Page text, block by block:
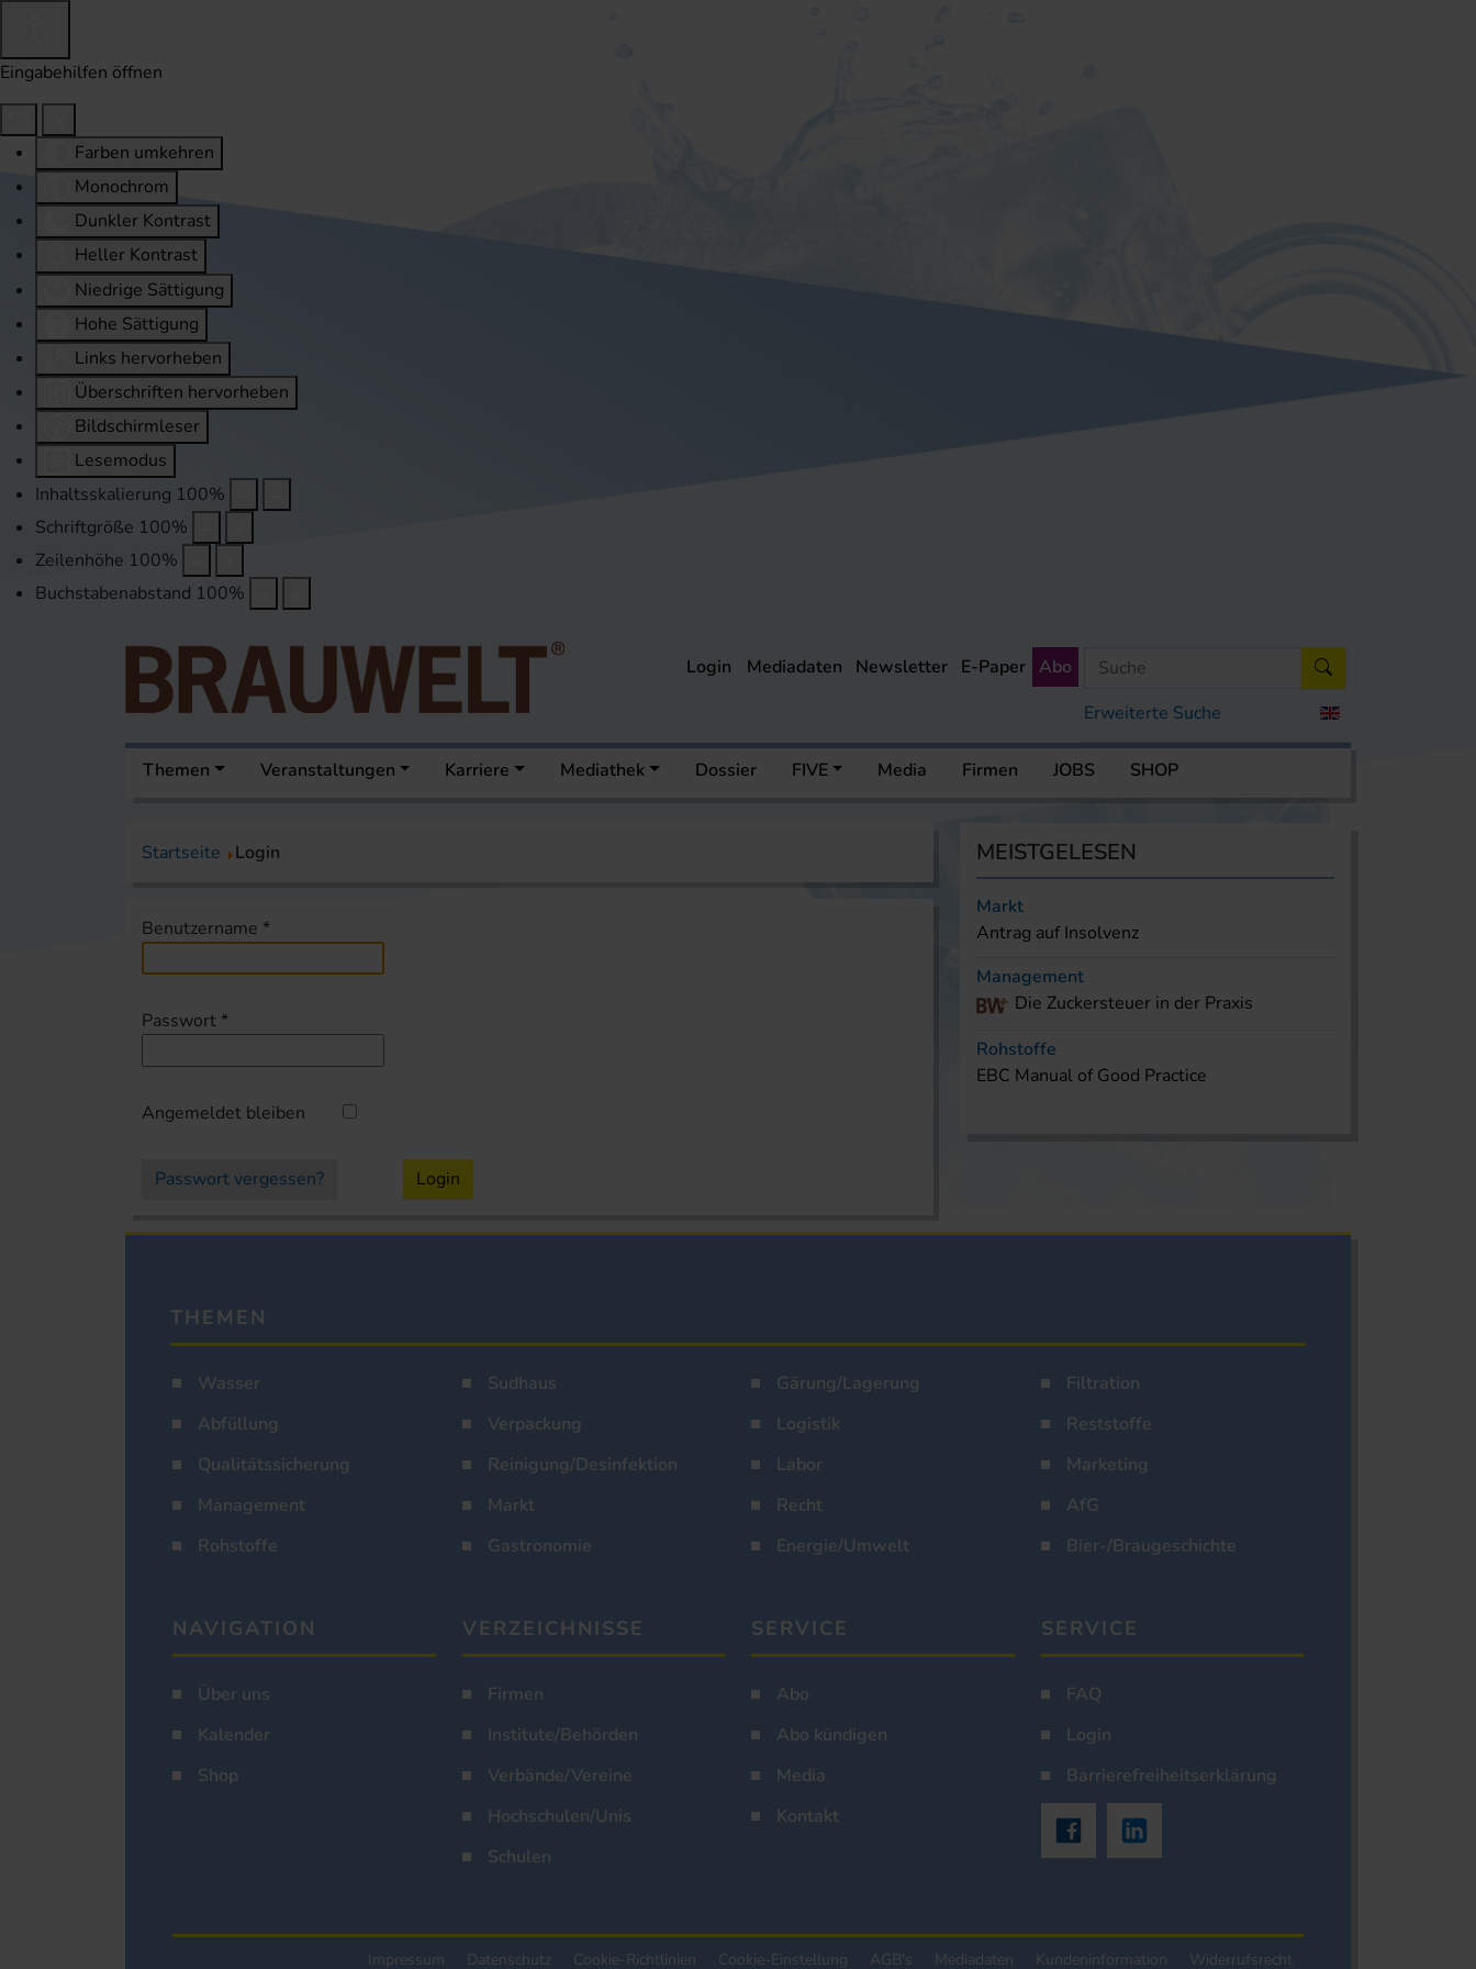
Eingabehilfen öffnen
Farben umkehren
Monochrom
Dunkler Kontrast
Heller Kontrast
Niedrige Sättigung
Hohe Sättigung
Links hervorheben
Überschriften hervorheben
Bildschirmleser
Lesemodus
Inhaltsskalierung 100%
Schriftgröße 100%
Zeilenhöhe 100%
Buchstabenabstand 100%
Erweiterte Suche
Login Mediadaten Newsletter E-Paper Abo
Themen Veranstaltungen Karriere Mediathek Dossier FIVE Media Firmen JOBS SHOP
Startseite Login
Benutzername *
Passwort *
Angemeldet bleiben
Passwort vergessen? Login
MEISTGELESEN
Markt
Antrag auf Insolvenz
Management
Die Zuckersteuer in der Praxis
Rohstoffe
EBC Manual of Good Practice
THEMEN
Wasser Sudhaus Gärung/Lagerung
Filtration
Abfüllung
Verpackung Logistik
Reststoffe
Qualitätssicherung
Reinigung/Desinfektion Labor
Marketing
Management
Markt Recht
AfG
Rohstoffe
Gastronomie Energie/Umwelt Bier-/Braugeschichte
NAVIGATION
Über uns
Kalender
Shop
VERZEICHNISSE
Firmen
Institute/Behörden
Verbände/Vereine
Hochschulen/Unis
Schulen
SERVICE
Abo
Abo kündigen
Media
Kontakt
SERVICE
FAQ
Login
Barrierefreiheitserklärung
Impressum Datenschutz Cookie-Richtlinien Cookie-Einstellung AGB's Mediadaten Kundeninformation Widerrufsrecht